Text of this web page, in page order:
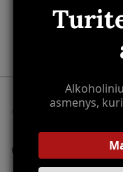
Uncategorized
Nemokamas
Perkant už daugiau
Nepriekaištinga
Visa produkcija
asmenys,